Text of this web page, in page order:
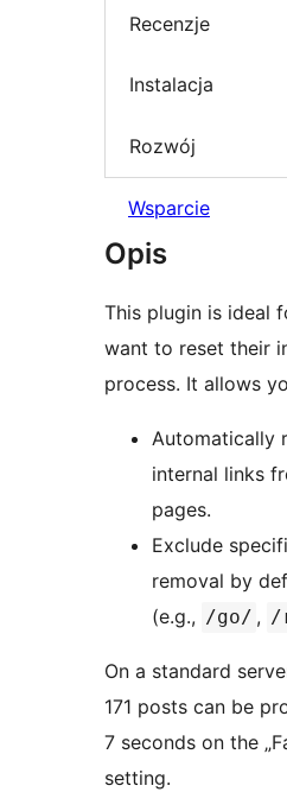
Recenzje
Instalacja
Rozwój
Wsparcie
Opis
This plugin is ideal
want to reset their
process. It allows
Automatically
internal links
pages.
Exclude
removal by
(e.g., /go/ , /
On a standard
171 posts can be
7 seconds on the
setting.